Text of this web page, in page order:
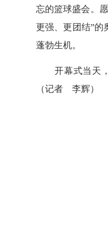
忘的篮球盛会。
更强、更团结”的
蓬勃生机。
开幕式当天，
（记者 李辉）